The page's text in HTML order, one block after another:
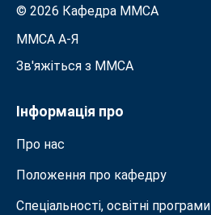
© 2026 Кафедра ММСА
ММСА A-Я
Зв'яжіться з MMСА
Інформація про
Про нас
Положення про кафедру
Спеціальності, освітні програми